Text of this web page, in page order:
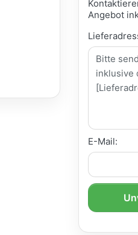
Angebot
E-Mail: